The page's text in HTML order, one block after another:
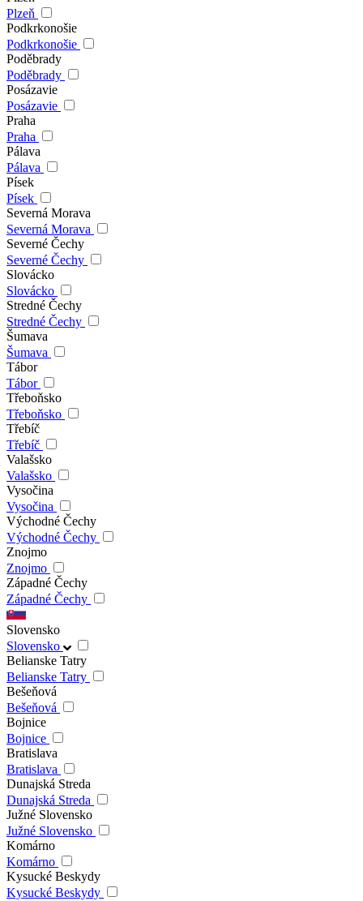
Plzeň
Podkrkonošie
Podkrkonošie
Poděbrady
Poděbrady
Posázavie
Posázavie
Praha
Praha
Pálava
Pálava
Písek
Písek
Severná Morava
Severná Morava
Severné Čechy
Severné Čechy
Slovácko
Slovácko
Stredné Čechy
Stredné Čechy
Šumava
Šumava
Tábor
Tábor
Třeboňsko
Třeboňsko
Třebíč
Třebíč
Valašsko
Valašsko
Vysočina
Vysočina
Východné Čechy
Východné Čechy
Znojmo
Znojmo
Západné Čechy
Západné Čechy
Slovensko
Slovensko
Belianske Tatry
Belianske Tatry
Bešeňová
Bešeňová
Bojnice
Bojnice
Bratislava
Bratislava
Dunajská Streda
Dunajská Streda
Južné Slovensko
Južné Slovensko
Komárno
Komárno
Kysucké Beskydy
Kysucké Beskydy